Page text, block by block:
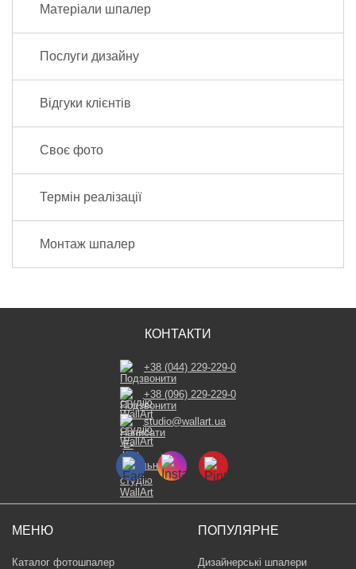
Матеріали шпалер
Послуги дизайну
Відгуки клієнтів
Своє фото
Термін реалізації
Монтаж шпалер
МЕНЮ
Каталог фотошпалер
ПОПУЛЯРНЕ
Дизайнерські шпалери
КОНТАКТИ
+38 (044) 229-229-0
+38 (096) 229-229-0
studio@wallart.ua